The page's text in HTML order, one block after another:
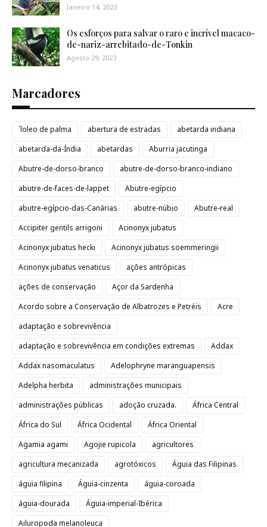
Janeiro 14, 2023
Os esforços para salvar o raro e incrível macaco-
de-nariz-arrebitado-de-Tonkin
Agosto 29, 2023
Marcadores
´loleo de palma abertura de estradas
abetarda indiana
abetarda-da-Índia
abetardas
Aburria jacutinga
Abutre-de-dorso-branco
abutre-de-dorso-branco-indiano
abutre-de-faces-de-lappet
Abutre-egípcio
abutre-egípcio-das-Canárias
abutre-núbio
Abutre-real
Accipiter gentils arrigoni
Acinonyx jubatus
Acinonyx jubatus hecki
Acinonyx jubatus soemmeringii
Acinonyx jubatus venaticus
ações antrópicas
ações de conservação
Açor da Sardenha
Acordo sobre a Conservação de Albatrozes e Petréis
Acre
adaptação e sobrevivência
adaptação e sobrevivência em condições extremas
Addax
Addax nasomaculatus
Adelophryne maranguapensis
Adelpha herbita
administrações municipais
administrações públicas
adoção cruzada.
África Central
África do Sul
África Ocidental
África Oriental
Agamia agami
Agojie rupicola
agricultores
agricultura mecanizada
agrotóxicos
Águia das Filipinas
águia filipina
Águia-cinzenta
águia-coroada
águia-dourada
Águia-imperial-Ibérica
Ailuropoda melanoleuca